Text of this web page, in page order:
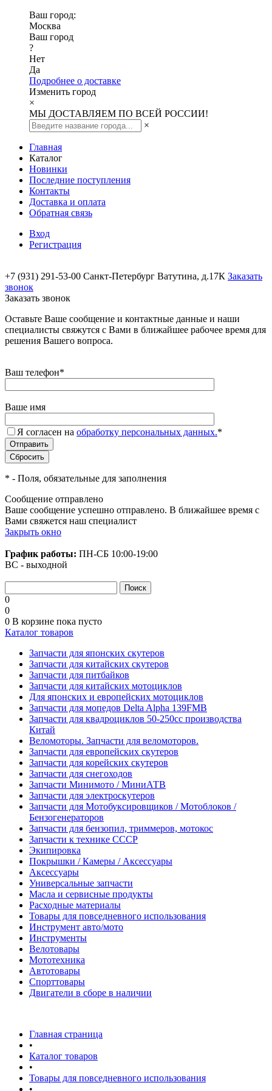
Ваш город:
Москва
Ваш город
?
Нет
Да
Подробнее о доставке
Изменить город
×
МЫ ДОСТАВЛЯЕМ ПО ВСЕЙ РОССИИ!
×
Главная
Каталог
Новинки
Последние поступления
Контакты
Доставка и оплата
Обратная связь
Вход
Регистрация
+7 (931) 291-53-00 Санкт-Петербург Ватутина, д.17К Заказать
звонок
Заказать звонок
Оставьте Ваше сообщение и контактные данные и наши
специалисты свяжутся с Вами в ближайшее рабочее время для
решения Вашего вопроса.
Ваш телефон*
Ваше имя
Я согласен на обработку персональных данных.*
* - Поля, обязательные для заполнения
Сообщение отправлено
Ваше сообщение успешно отправлено. В ближайшее время с
Вами свяжется наш специалист
Закрыть окно
График работы: ПН-СБ 10:00-19:00
ВС - выходной
0
0
0 В корзине пока пусто
Каталог товаров
Запчасти для японских скутеров
Запчасти для китайских скутеров
Запчасти для питбайков
Запчасти для китайских мотоциклов
Для японских и европейских мотоциклов
Запчасти для мопедов Delta Alpha 139FMB
Запчасти для квадроциклов 50-250сс производства
Китай
Веломоторы. Запчасти для веломоторов.
Запчасти для европейских скутеров
Запчасти для корейских скутеров
Запчасти для снегоходов
Запчасти Минимото / МиниАТВ
Запчасти для электроскутеров
Запчасти для Мотобуксировщиков / Мотоблоков /
Бензогенераторов
Запчасти для бензопил, триммеров, мотокос
Запчасти к технике СССР
Экипировка
Покрышки / Камеры / Аксессуары
Аксессуары
Универсальные запчасти
Масла и сервисные продукты
Расходные материалы
Товары для повседневного использования
Инструмент авто/мото
Инструменты
Велотовары
Мототехника
Автотовары
Спорттовары
Двигатели в сборе в наличии
Главная страница
•
Каталог товаров
•
Товары для повседневного использования
•